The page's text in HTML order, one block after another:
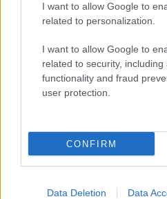
I want to allow Google to
related to personalization.
I want to allow Google to
related to security, including
functionality and fraud
user protection.
CONFIRM
Data Deletion Data
postaládájába érkezik!
A SZOL24 legfrissebb 24
Problémák egész Jász-Nagykun-
Már magasabb szinten is
büntetőügyében, vesztegetés
ez csak az egyik botrány
Szolnokon egy kulcsfontosságú